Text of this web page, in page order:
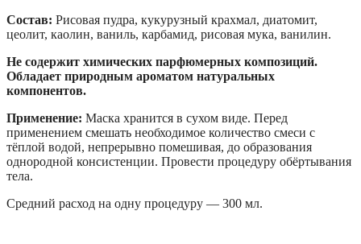
Состав: Рисовая пудра, кукурузный крахмал, диатомит,
цеолит, каолин, ваниль, карбамид, рисовая мука, ванилин.
Не содержит химических парфюмерных композиций.
Обладает природным ароматом натуральных
компонентов.
Применение: Маска хранится в сухом виде. Перед
применением смешать необходимое количество смеси с
тёплой водой, непрерывно помешивая, до образования
однородной консистенции. Провести процедуру обёртывания
тела.
Средний расход на одну процедуру — 300 мл.